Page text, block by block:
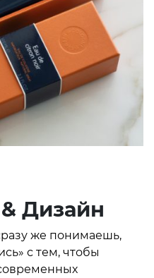
Дизайн
же понимаешь,
с тем, чтобы